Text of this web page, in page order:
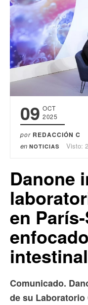
09 OCT
2025
por REDACCIÓN C
en NOTICIAS Visto:
Danone
en
intestinal
Comunicado.
de su Laboratorio